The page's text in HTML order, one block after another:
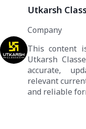
Utkarsh
Company
This content
Utkarsh
accurate,
relevant
and reliable